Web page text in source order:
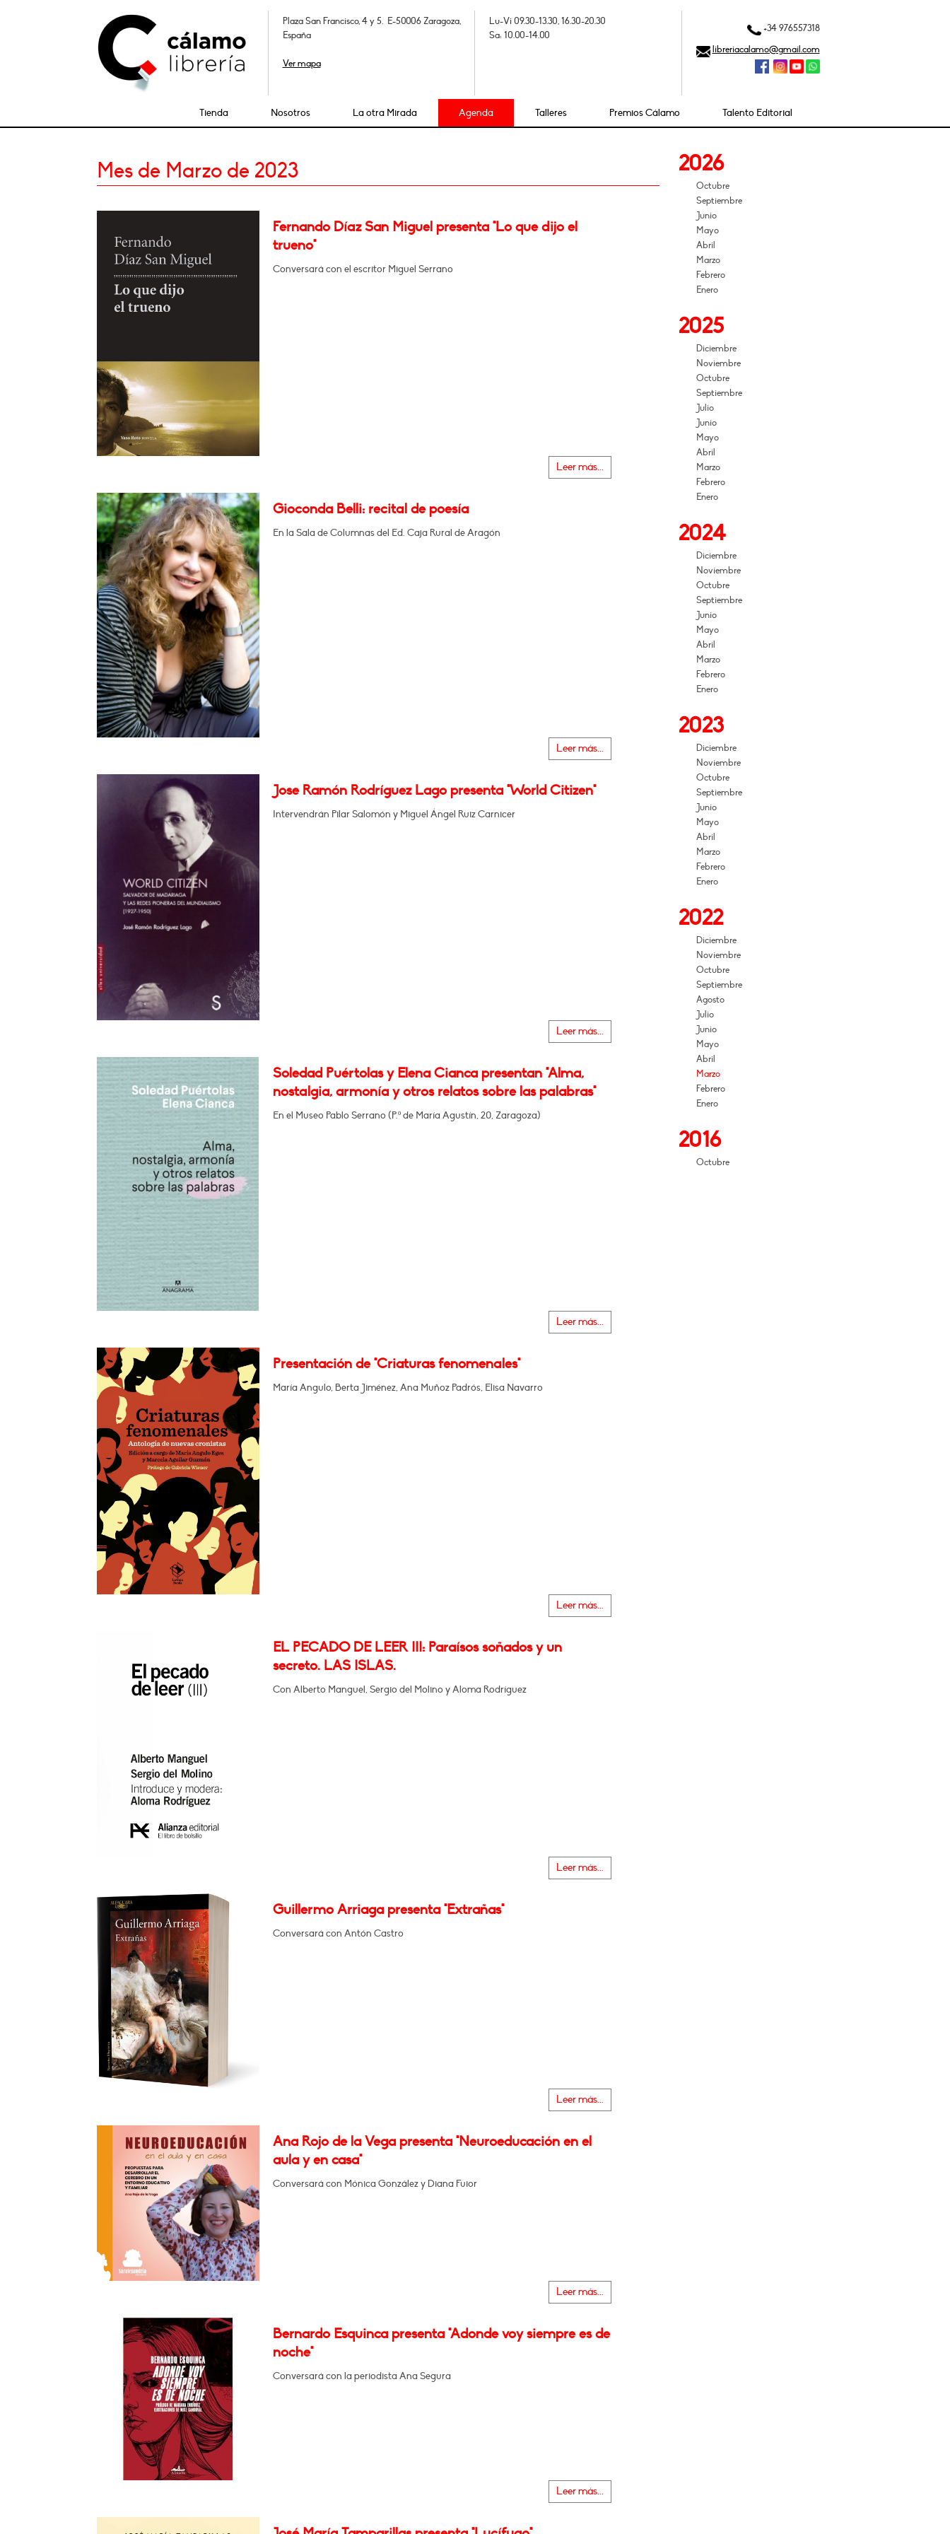
Plaza San Francisco, 4 y 5. E-50006 Zaragoza,
España
Ver mapa
Lu-Vi 09.30-13.30, 16.30-20.30
Sa: 10.00-14.00
+34 976557318
libreriacalamo@gmail.com
Tienda Nosotros La otra Mirada Agenda Talleres Premios Cálamo Talento Editorial
Mes de Marzo de 2023
Fernando Díaz San Miguel presenta "Lo que dijo el
trueno"
Conversará con el escritor Miguel Serrano
Leer más...
Gioconda Belli: recital de poesía
En la Sala de Columnas del Ed. Caja Rural de Aragón
Leer más...
Jose Ramón Rodríguez Lago presenta "World Citizen"
Intervendrán Pilar Salomón y Miguel Ángel Ruiz Carnicer
Leer más...
Soledad Puértolas y Elena Cianca presentan "Alma,
nostalgia, armonía y otros relatos sobre las palabras"
En el Museo Pablo Serrano (P.º de María Agustín, 20, Zaragoza)
Leer más...
Presentación de "Criaturas fenomenales"
María Angulo, Berta Jiménez, Ana Muñoz Padrós, Elisa Navarro
Leer más...
EL PECADO DE LEER III: Paraísos soñados y un
secreto. LAS ISLAS.
Con Alberto Manguel, Sergio del Molino y Aloma Rodríguez
Leer más...
Guillermo Arriaga presenta "Extrañas"
Conversará con Antón Castro
Leer más...
Ana Rojo de la Vega presenta "Neuroeducación en el
aula y en casa"
Conversará con Mónica González y Diana Fuior
Leer más...
Bernardo Esquinca presenta "Adonde voy siempre es de
noche"
Conversará con la periodista Ana Segura
Leer más...
2026
Octubre
Septiembre
Junio
Mayo
Abril
Marzo
Febrero
Enero
2025
Diciembre
Noviembre
Octubre
Septiembre
Julio
Junio
Mayo
Abril
Marzo
Febrero
Enero
2024
Diciembre
Noviembre
Octubre
Septiembre
Junio
Mayo
Abril
Marzo
Febrero
Enero
2023
Diciembre
Noviembre
Octubre
Septiembre
Junio
Mayo
Abril
Marzo
Febrero
Enero
2022
Diciembre
Noviembre
Octubre
Septiembre
Agosto
Julio
Junio
Mayo
Abril
Marzo
Febrero
Enero
2016
Octubre